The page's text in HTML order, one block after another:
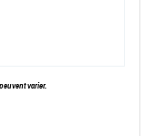
varier.